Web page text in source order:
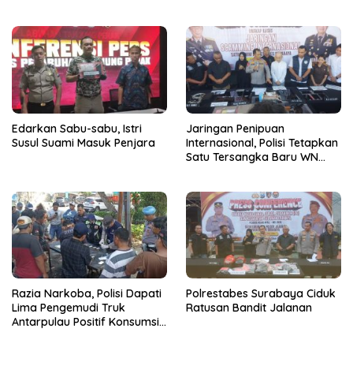
Edarkan Sabu-sabu, Istri
Susul Suami Masuk Penjara
Jaringan Penipuan
Internasional, Polisi Tetapkan
Satu Tersangka Baru WN
Razia Narkoba, Polisi Dapati
Lima Pengemudi Truk
Antarpulau Positif Konsumsi
Polrestabes Surabaya Ciduk
Ratusan Bandit Jalanan